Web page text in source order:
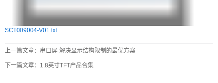
SCT009004-V01.txt
上一篇文章：串口屏-解决显示结构限制的最优方案
下一篇文章：1.8英寸TFT产品合集